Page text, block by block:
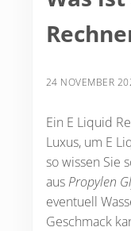
24 NOVEMBER
Ein E Liquid
Luxus, um E
so wissen Sie
ausPropylen
eventuell
Geschmack